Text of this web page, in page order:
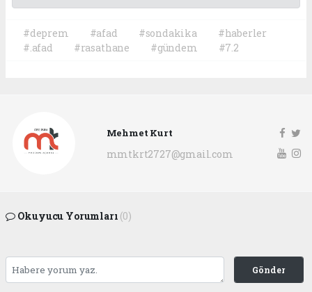
#deprem #afad #sondakika
#haberler
#.afad
#rasathane #gündem #7.2
Mehmet Kurt
mmtkrt2727@gmail.com
Okuyucu Yorumları (0)
Gönder